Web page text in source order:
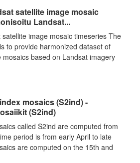
satellite image mosaic
Landsat...
image mosaic timeseries The
to provide harmonized dataset of
based on Landsat imagery
mosaics (S2ind) -
(S2ind)
called S2ind are computed from
period is from early April to late
are computed on the 15th and